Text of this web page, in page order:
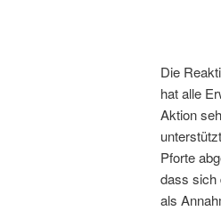
Die
hat alle
Aktion
Pforte
dass sich
als